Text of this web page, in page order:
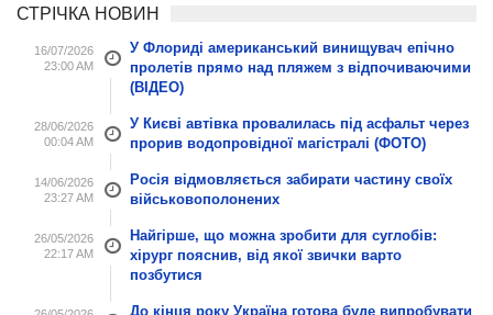
СТРІЧКА НОВИН
16/07/2026
23:00 AM
У Флориді американський винищувач епічно
пролетів прямо над пляжем з відпочиваючими
(ВІДЕО)
28/06/2026
00:04 AM
У Києві автівка провалилась під асфальт через
прорив водопровідної магістралі (ФОТО)
14/06/2026
23:27 AM
Росія відмовляється забирати частину своїх
військовополонених
26/05/2026
22:17 AM
Найгірше, що можна зробити для суглобів:
хірург пояснив, від якої звички варто
позбутися
До кінця року Україна готова буде випробувати